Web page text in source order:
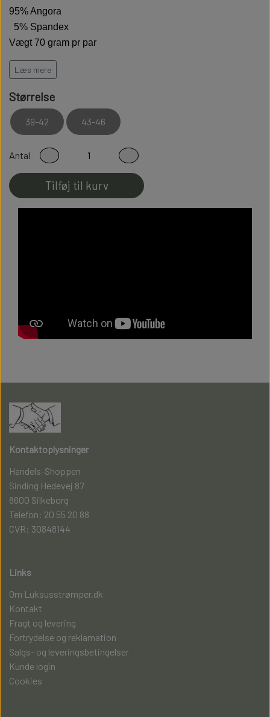
95% Angora
5% Spandex
Vægt 70 gram pr par
Hold varmen på de kolde dage
Modstandsdygtige over for slid
Sidder perfekt på foden
Læs mere
Størrelse
39-42 43-46
Antal
Tilføj til kurv
Kontaktoplysninger
Handels-Shoppen
Sinding Hedevej 87
8600 Silkeborg
Telefon: 20 55 20 88
CVR: 30848144
Links
Om Luksusstrømper.dk
Kontakt
Fragt og levering
Fortrydelse og reklamation
Salgs- og leveringsbetingelser
Kunde login
Cookies